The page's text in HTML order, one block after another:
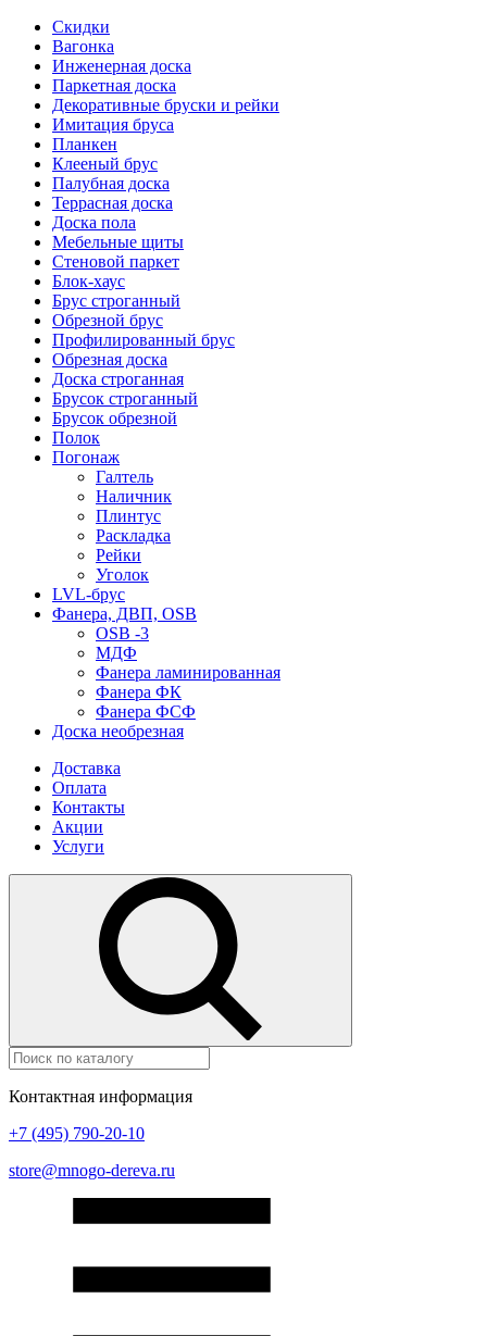
Скидки
Вагонка
Инженерная доска
Паркетная доска
Декоративные бруски и рейки
Имитация бруса
Планкен
Клееный брус
Палубная доска
Террасная доска
Доска пола
Мебельные щиты
Стеновой паркет
Блок-хаус
Брус строганный
Обрезной брус
Профилированный брус
Обрезная доска
Доска строганная
Брусок строганный
Брусок обрезной
Полок
Погонаж
Галтель
Наличник
Плинтус
Раскладка
Рейки
Уголок
LVL-брус
Фанера, ДВП, OSB
OSB -3
МДФ
Фанера ламинированная
Фанера ФК
Фанера ФСФ
Доска необрезная
Доставка
Оплата
Контакты
Акции
Услуги
Контактная информация
+7 (495) 790-20-10
store@mnogo-dereva.ru